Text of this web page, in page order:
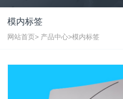
模内标签
网站首页> 产品中心>模内标签